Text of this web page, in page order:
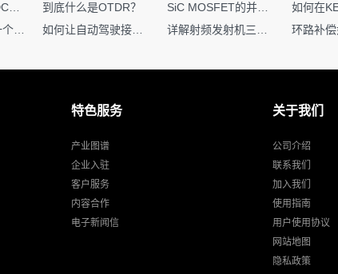
到底什么是OTDR？
特色服务
产业图谱
企业入驻
客户服务
内容合作
电子新闻信
关于我们
公司介绍
联系我们
加入我们
使用指南
用户使用协议
网站地图
隐私政策